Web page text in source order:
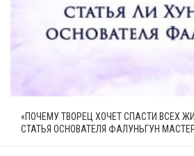
«ПОЧЕМУ ТВОРЕЦ ХОЧЕТ СПАСТИ ВСЕХ
СТАТЬЯ ОСНОВАТЕЛЯ ФАЛУНЬГУН